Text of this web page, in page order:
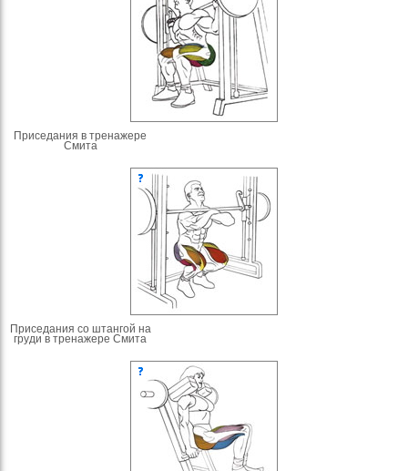
Приседания в тренажере
Смита
Приседания со штангой на
груди в тренажере Смита